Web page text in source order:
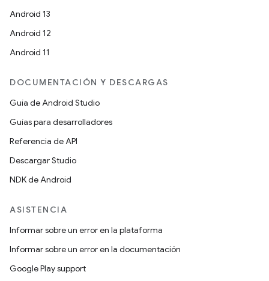
Android 13
Android 12
Android 11
DOCUMENTACIÓN Y DESCARGAS
Guía de Android Studio
Guías para desarrolladores
Referencia de API
Descargar Studio
NDK de Android
ASISTENCIA
Informar sobre un error en la plataforma
Informar sobre un error en la documentación
Google Play support